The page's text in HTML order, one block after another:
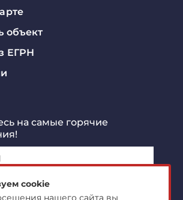
объект
ЕГРН
на самые горячие
Подписаться!
cookie
нашего сайта вы